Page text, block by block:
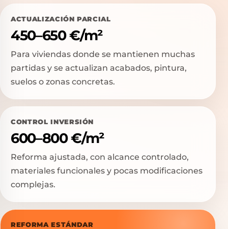
ACTUALIZACIÓN PARCIAL
450–650 €/m²
Para viviendas donde se mantienen muchas
partidas y se actualizan acabados, pintura,
suelos o zonas concretas.
CONTROL INVERSIÓN
600–800 €/m²
Reforma ajustada, con alcance controlado,
materiales funcionales y pocas modificaciones
complejas.
REFORMA ESTÁNDAR